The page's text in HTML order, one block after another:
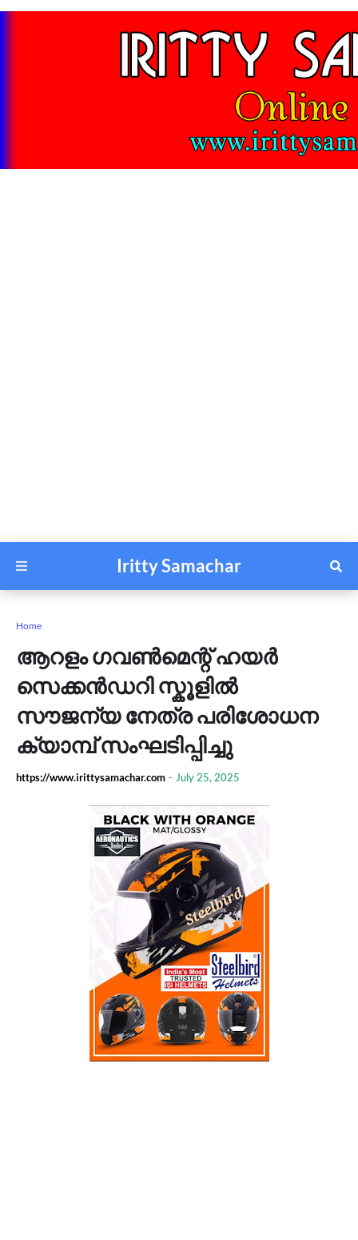
Iritty Samachar
Home
ആറളം ഗവൺമെന്റ് ഹയർ
സെക്കൻഡറി സ്കൂളിൽ
സൗജന്യ നേത്ര പരിശോധന
ക്യാമ്പ് സംഘടിപ്പിച്ചു
https://www.irittysamachar.com - July 25, 2025